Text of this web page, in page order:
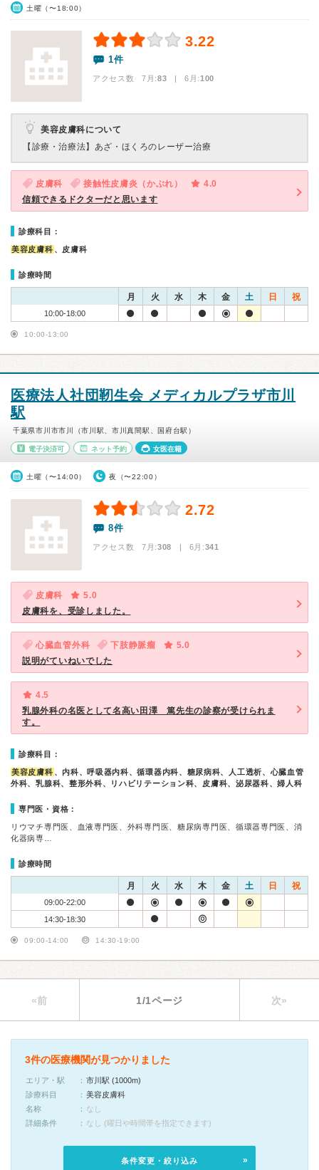
土曜（〜18:00）
3.22
1件
アクセス数 7月:83 | 6月:100
美容皮膚科について
【診療・治療法】 あざ・ほくろのレーザー治療
皮膚科 接触性皮膚炎（かぶれ）
4.0
信頼できるドクターだと思います
診療科目：
美容皮膚科 、皮膚科
診療時間
月 火 水 木 金 土 日 祝
10:00-18:00
10:00-13:00
医療法人社団靭生会 メディカルプラザ市川
駅
千葉県市川市市川（市川駅、市川真間駅、国府台駅）
電子決済可 ネット予約 女医在籍
土曜（〜14:00） 夜（〜22:00）
2.72
8件
アクセス数 7月:308 | 6月:341
皮膚科
5.0
皮膚科を、受診しました。
心臓血管外科 下肢静脈瘤
5.0
説明がていねいでした
4.5
乳腺外科の名医として名高い田澤 篤先生の診察が受けられま
す。
診療科目：
美容皮膚科 、内科、呼吸器内科、循環器内科、糖尿病科、人工透析、心臓血管
外科、乳腺科、整形外科、リハビリテーション科、皮膚科、泌尿器科、婦人科
専門医・資格：
リウマチ専門医、血液専門医、外科専門医、糖尿病専門医、循環器専門医、消
化器病専…
診療時間
月 火 水 木 金 土 日 祝
09:00-22:00
14:30-18:30
09:00-14:00 14:30-19:00
«前 1/1ページ 次»
3件の医療機関が見つかりました
エリア・駅
市川駅 (1000m)
診療科目
美容皮膚科
名称
なし
詳細条件
なし (曜日や時間帯を指定できます)
条件変更・絞り込み